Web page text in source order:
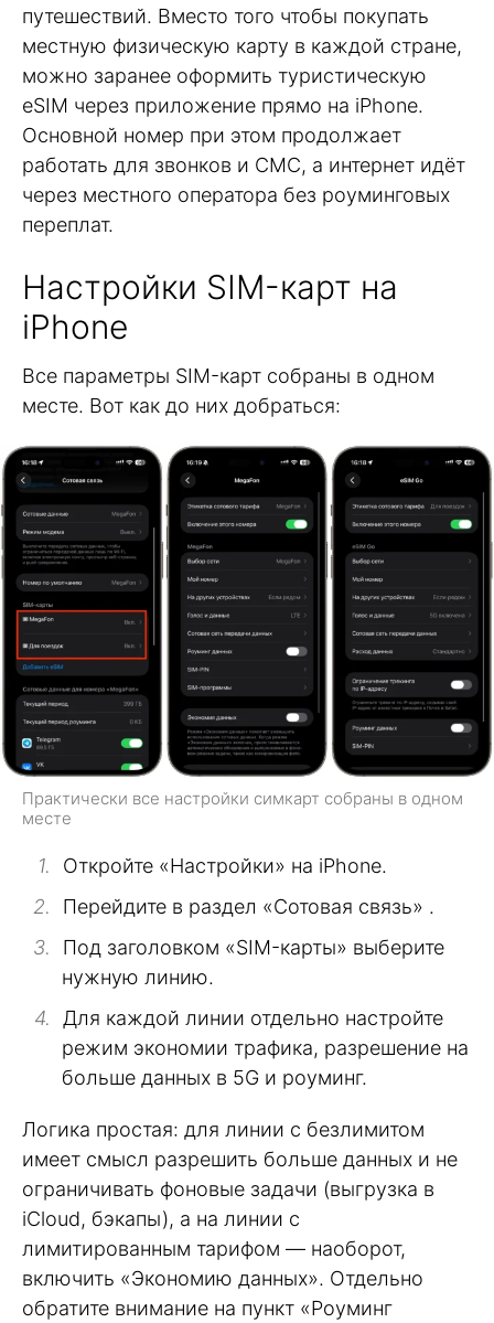
путешествий. Вместо того чтобы покупать
местную физическую карту в каждой стране,
можно заранее оформить туристическую
eSIM через приложение прямо на iPhone.
Основной номер при этом продолжает
работать для звонков и СМС, а интернет идёт
через местного оператора без роуминговых
переплат.
Настройки SIM-карт на
iPhone
Все параметры SIM-карт собраны в одном
месте. Вот как до них добраться:
Практически все настройки симкарт собраны в одном
месте
Откройте «Настройки» на iPhone.
Перейдите в раздел «Сотовая связь» .
Под заголовком «SIM-карты» выберите
нужную линию.
Для каждой линии отдельно настройте
режим экономии трафика, разрешение на
больше данных в 5G и роуминг.
Логика простая: для линии с безлимитом
имеет смысл разрешить больше данных и не
ограничивать фоновые задачи (выгрузка в
iCloud, бэкапы), а на линии с
лимитированным тарифом — наоборот,
включить «Экономию данных». Отдельно
обратите внимание на пункт «Роуминг